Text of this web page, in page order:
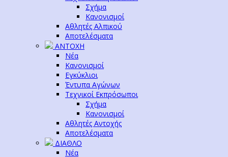
Σχήμα
Κανονισμοί
Αθλητές Αλπικού
Αποτελέσματα
ΑΝΤΟΧΗ
Νέα
Κανονισμοί
Εγκύκλιοι
Έντυπα Αγώνων
Τεχνικοί Εκπρόσωποι
Σχήμα
Κανονισμοί
Αθλητές Αντοχής
Αποτελέσματα
ΔΙΑΘΛΟ
Νέα